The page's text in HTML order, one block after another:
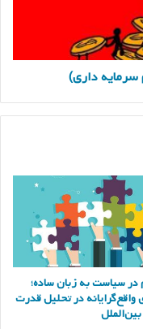
سرمایه داری)
در سیاست به زبان ساده؛
واقع‌گرایانه در تحلیل قدرت